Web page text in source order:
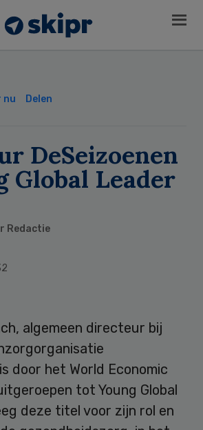
nu Delen
DeSeizoenen
Global Leader
Redactie
algemeen directeur bij
door het World Economic
tot Young Global
deze titel voor zijn rol en